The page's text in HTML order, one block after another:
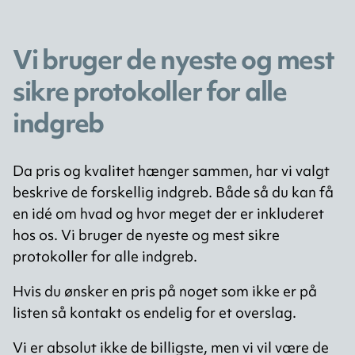
Vi bruger de nyeste og mest
sikre protokoller for alle
indgreb
Da pris og kvalitet hænger sammen, har vi valgt
beskrive de forskellig indgreb. Både så du kan få
en idé om hvad og hvor meget der er inkluderet
hos os. Vi bruger de nyeste og mest sikre
protokoller for alle indgreb.
Hvis du ønsker en pris på noget som ikke er på
listen så kontakt os endelig for et overslag.
Vi er absolut ikke de billigste, men vi vil være de